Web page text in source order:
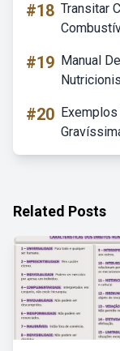
#18 Transitar
#19 Manual
#20
Related Posts